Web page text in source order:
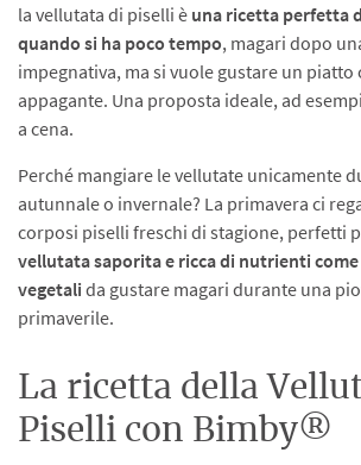
la vellutata di piselli è una ricetta perfetta
quando si ha poco tempo, magari dopo
impegnativa, ma si vuole gustare un piatto
appagante. Una proposta ideale, ad
a cena.
Perché mangiare le vellutate unicamente
autunnale o invernale? La primavera ci
corposi piselli freschi di stagione, perfetti
vellutata saporita e ricca di nutrienti
vegetali da gustare magari durante una
primaverile.
La ricetta della
Piselli con Bimby®